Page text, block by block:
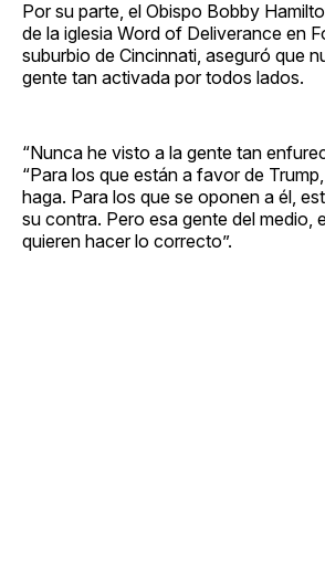
Por su parte, el Obispo Bobby
de la iglesia Word of Deliverance en
suburbio de Cincinnati, aseguró que
gente tan activada por todos lados.
“Nunca he visto a la gente tan
“Para los que están a favor de
haga. Para los que se oponen a él,
su contra. Pero esa gente del medio,
quieren hacer lo correcto”.